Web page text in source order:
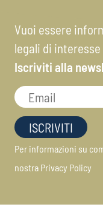
Vuoi essere
legali di
Iscriviti alla
Per informazioni su
nostra Privacy Policy